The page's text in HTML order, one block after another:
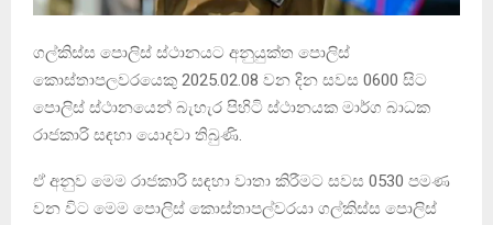
ගල්කිස්ස පොලිස් ස්ථානයට අනුයුක්ත පොලිස්
කොස්තාපලවරයෙකු 2025.02.08 වන දින සවස 0600 සිට
පොලිස් ස්ථානයෙන් බැහැර පිහිටි ස්ථානයක මාර්ග බාධක
රාජකාරි සඳහා යොදවා තිබුණි.
ඒ අනුව මෙම රාජකාරි සඳහා වාතා කිරීමට සවස 0530 පමණ
වන විට මෙම පොලිස් කොස්තාපල්වරයා ගල්කිස්ස පොලිස්